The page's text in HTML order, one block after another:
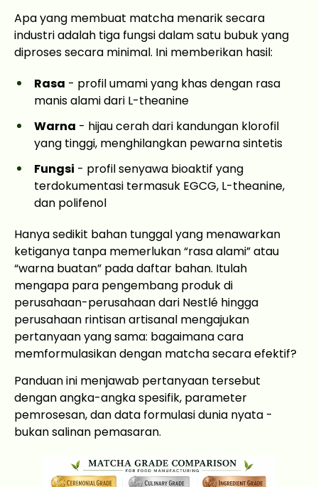
Apa yang membuat matcha menarik secara
industri adalah tiga fungsi dalam satu bubuk yang
diproses secara minimal. Ini memberikan hasil:
Rasa - profil umami yang khas dengan rasa
manis alami dari L-theanine
Warna - hijau cerah dari kandungan klorofil
yang tinggi, menghilangkan pewarna sintetis
Fungsi - profil senyawa bioaktif yang
terdokumentasi termasuk EGCG, L-theanine,
dan polifenol
Hanya sedikit bahan tunggal yang menawarkan
ketiganya tanpa memerlukan “rasa alami” atau
“warna buatan” pada daftar bahan. Itulah
mengapa para pengembang produk di
perusahaan-perusahaan dari Nestlé hingga
perusahaan rintisan artisanal mengajukan
pertanyaan yang sama: bagaimana cara
memformulasikan dengan matcha secara efektif?
Panduan ini menjawab pertanyaan tersebut
dengan angka-angka spesifik, parameter
pemrosesan, dan data formulasi dunia nyata -
bukan salinan pemasaran.